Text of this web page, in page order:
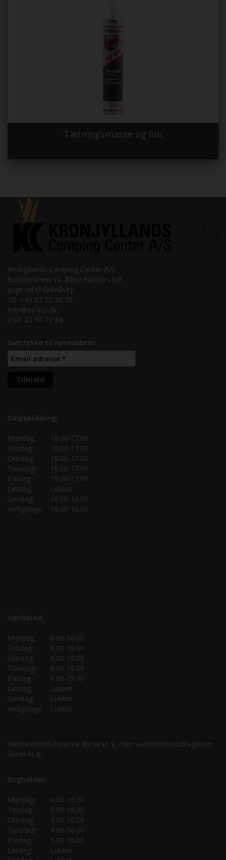
Tætningsmasse og lim
Kronjyllands Camping Center A/S
Suderholmen 10, 8960 Randers SØ
(Lige ud til Grenåvej)
Tlf. +45 87 10 98 70
Info@as-kcc.dk
CVR: 33 38 77 33
Samtykke til nyhedsbrev
Salgsafdeling:
Mandag:
10.00-17.00
Tirsdag:
10.00-17.00
Onsdag:
10.00-17.00
Torsdag:
10.00-17.00
Fredag:
10.00-17.00
Lørdag:
Lukket
Søndag:
10.00-16.00
Helligdage:
10.00-16.00
Værksted:
Mandag:
8.00-16.00
Tirsdag:
8.00-16.00
Onsdag:
8.00-16.00
Torsdag:
8.00-16.00
Fredag:
8.00-15.30
Lørdag:
Lukket
Søndag:
Lukket
Helligdage:
Lukket
Værkstedstelefonerne åbner kl. 9, men værkstedsmodtagelsen
åbner kl. 8.
Bogholderi:
Mandag:
9.00-16.00
Tirsdag:
9.00-16.00
Onsdag:
9.00-16.00
Torsdag:
9.00-16.00
Fredag:
9.00-16.00
Lørdag:
Lukket